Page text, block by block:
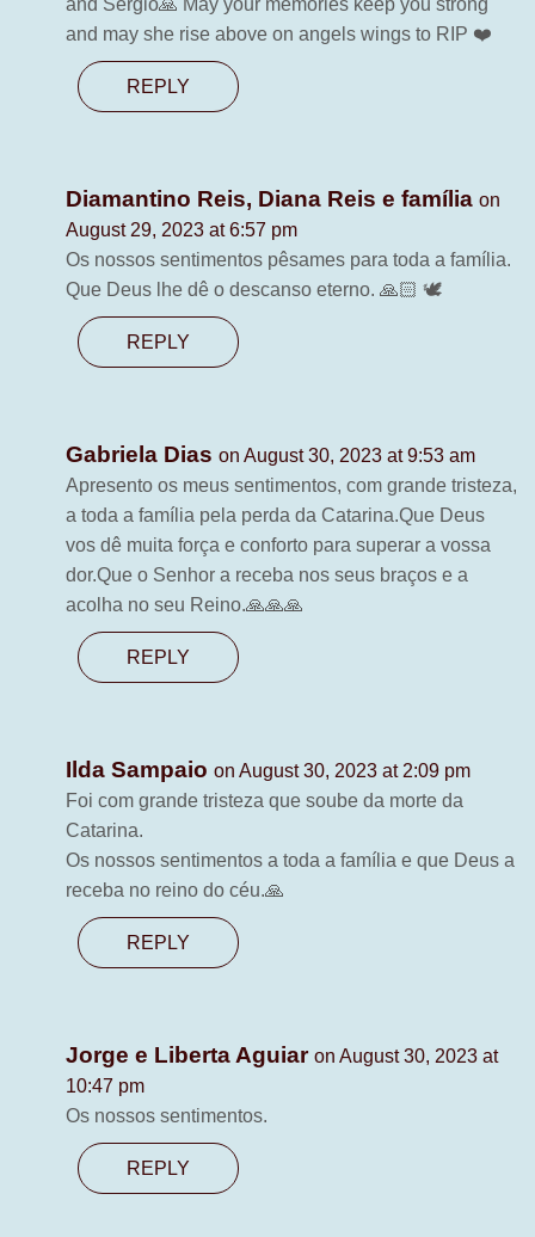
and Sergio🙏 May your memories keep you strong
and may she rise above on angels wings to RIP ❤️
REPLY
Diamantino Reis, Diana Reis e família on
August 29, 2023 at 6:57 pm
Os nossos sentimentos pêsames para toda a família.
Que Deus lhe dê o descanso eterno. 🙏🏻 🕊️
REPLY
Gabriela Dias on August 30, 2023 at 9:53 am
Apresento os meus sentimentos, com grande tristeza,
a toda a família pela perda da Catarina.Que Deus
vos dê muita força e conforto para superar a vossa
dor.Que o Senhor a receba nos seus braços e a
acolha no seu Reino.🙏🙏🙏
REPLY
Ilda Sampaio on August 30, 2023 at 2:09 pm
Foi com grande tristeza que soube da morte da
Catarina.
Os nossos sentimentos a toda a família e que Deus a
receba no reino do céu.🙏
REPLY
Jorge e Liberta Aguiar on August 30, 2023 at
10:47 pm
Os nossos sentimentos.
REPLY